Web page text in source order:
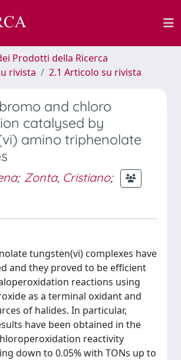
Prodotti della Ricerca
rivista
2.1 Articolo su rivista
and chloro
catalysed by
amino triphenolate
; Zonta, Cristiano;
tungsten(vi) complexes have
and they proved to be efficient
reactions using
as a terminal oxidant and
of halides. In particular,
have been obtained in the
reactivity
down to 0.05% with TONs up to